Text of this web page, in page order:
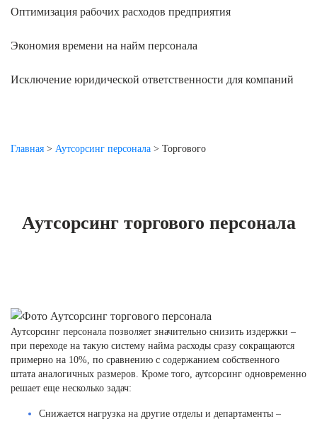
Оптимизация рабочих расходов предприятия
Экономия времени на найм персонала
Исключение юридической ответственности для компаний
Главная > Аутсорсинг персонала > Торгового
Аутсорсинг торгового персонала
Аутсорсинг персонала позволяет значительно снизить издержки –
при переходе на такую систему найма расходы сразу сокращаются
примерно на 10%, по сравнению с содержанием собственного
штата аналогичных размеров. Кроме того, аутсорсинг одновременно
решает еще несколько задач:
Снижается нагрузка на другие отделы и департаменты –